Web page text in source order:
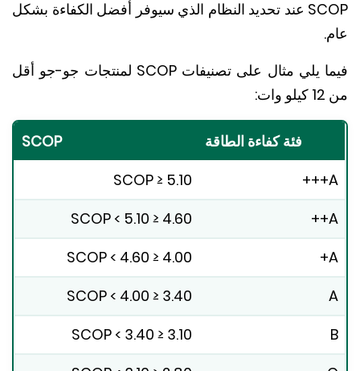
SCOP عند تحديد النظام الذي سيوفر أفضل الكفاءة بشكل
فيما يلي مثال على تصنيفات SCOP لمنتجات جو-جو أقل
فئة كفاءة الطاقة
SCOP
SCOP ≥ 5.10